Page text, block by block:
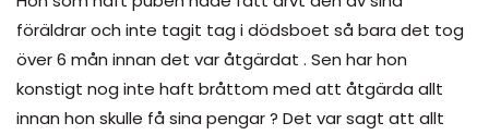
föräldrar och inte tagit tag i dödsboet så bara det tog
över 6 mån innan det var åtgärdat . Sen har hon
konstigt nog inte haft bråttom med att åtgärda allt
innan hon skulle få sina pengar ? Det var sagt att allt